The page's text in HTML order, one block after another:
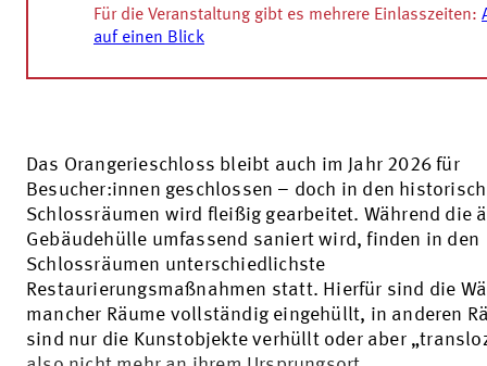
Für die Veranstaltung gibt es mehrere Einlasszeiten:
auf einen Blick
Das Orangerieschloss bleibt auch im Jahr 2026 für
Besucher:innen geschlossen – doch in den
Schlossräumen wird fleißig gearbeitet. Während die
Gebäudehülle umfassend saniert wird, finden in den
Schlossräumen unterschiedlichste
Restaurierungsmaßnahmen statt. Hierfür sind die
mancher Räume vollständig eingehüllt, in anderen
sind nur die Kunstobjekte verhüllt oder aber